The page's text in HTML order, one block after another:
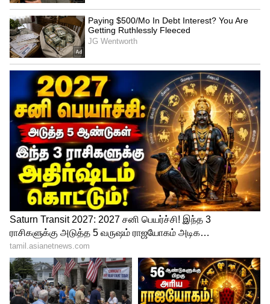
அல்லது கல்வி நிறுவனங்களில் மீன்வள
அறிவியல் பிரிவில் பட்டம் பெற்றிருக்க
வேண்டும். விலங்கியல், உயிரியல்,
கடலோர மீன்வளர்ப்பு, கடலியல் பிரிவில்
முதுகலை பட்டம் முடித்திருக்க வேண்டும்.
துணை ஆய்வாளர்: அரசு அல்லது அரசால்
அங்கீகரிக்கப்பட்ட பல்கலைக்கழகம்
அல்லது கல்வி நிறுவனங்களில் மீன்வள
அறிவியல், விலங்கியல் பிரிவில் டிகிரி
முடித்திருக்க வேண்டும் அல்லது மீன்வள
தொழில்நுட்ப பிரிவில் டிப்ளமோ
படித்திருக்க வேண்டும்.
தேர்வு செய்யப்படும் முறை: